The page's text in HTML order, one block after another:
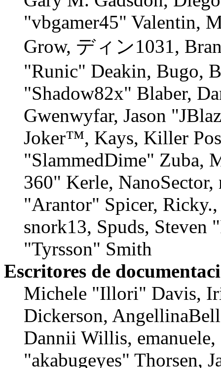
"vbgamer45" Valentin,
Grow, ディン1031,
"Runic" Deakin, Bugo,
"Shadow82x" Blaber,
Gwenwyfar, Jason
Joker™, Kays, Killer
"SlammedDime" Zuba,
360" Kerle,
"Arantor" Spicer,
snork13, Spuds, Steven
"Tyrsson" Smith
Escritores de
Michele "Illori" Davis,
Dickerson,
Dannii Willis, emanuele,
"akabugeyes" Thorsen,